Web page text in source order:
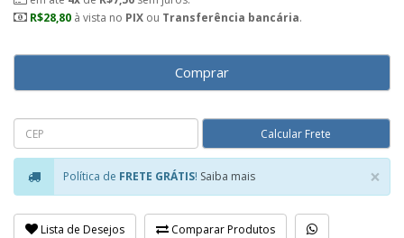
R$28,80 à vista no PIX ou Transferência bancária.
Comprar
×
Política de FRETE GRÁTIS! Saiba mais
Lista de Desejos Comparar Produtos